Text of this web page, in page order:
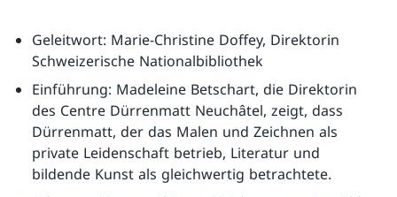
Geleitwort: Marie-Christine Doffey, Direktorin
Schweizerische Nationalbibliothek
Einführung: Madeleine Betschart, die Direktorin
des Centre Dürrenmatt Neuchâtel, zeigt, dass
Dürrenmatt, der das Malen und Zeichnen als
private Leidenschaft betrieb, Literatur und
bildende Kunst als gleichwertig betrachtete.